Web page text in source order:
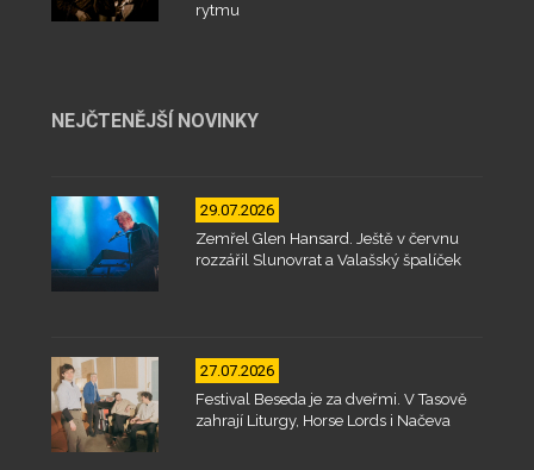
rytmu
NEJČTENĚJŠÍ NOVINKY
29.07.2026
Zemřel Glen Hansard. Ještě v červnu
rozzářil Slunovrat a Valašský špalíček
27.07.2026
Festival Beseda je za dveřmi. V Tasově
zahrají Liturgy, Horse Lords i Načeva